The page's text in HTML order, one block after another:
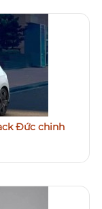
Đức chinh